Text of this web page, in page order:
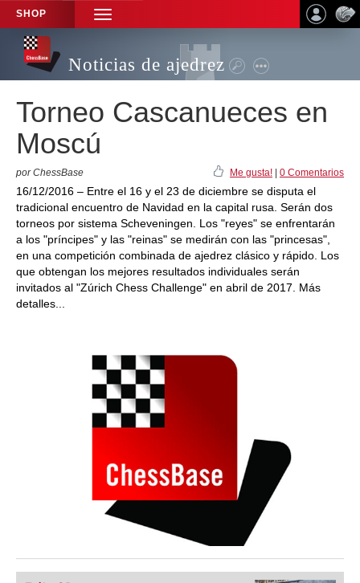
SHOP
TOGGLE
NAVIGATION
Noticias de ajedrez
Torneo Cascanueces en
Moscú
por ChessBase Me gusta! 0 Comentarios
16/12/2016 – Entre el 16 y el 23 de diciembre se disputa el
tradicional encuentro de Navidad en la capital rusa. Serán dos
torneos por sistema Scheveningen. Los "reyes" se enfrentarán
a los "príncipes" y las "reinas" se medirán con las "princesas",
en una competición combinada de ajedrez clásico y rápido. Los
que obtengan los mejores resultados individuales serán
invitados al "Zúrich Chess Challenge" en abril de 2017. Más
detalles...